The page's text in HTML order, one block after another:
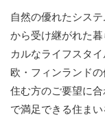
自然の優れたシス
から受け継がれた
カルなライフスタ
欧・フィンランド
住む方のご要望に
で満足できる住まい